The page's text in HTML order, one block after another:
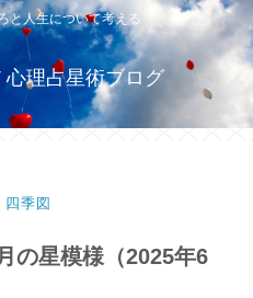
と人生について考える
理占星術ブログ
季図
の星模様（2025年6